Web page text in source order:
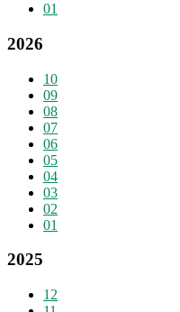
01
2026
10
09
08
07
06
05
04
03
02
01
2025
12